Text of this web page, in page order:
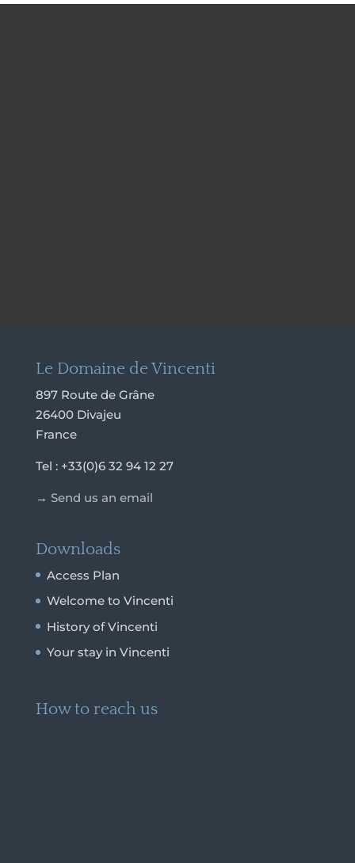
Le Domaine de Vincenti
897 Route de Grâne
26400 Divajeu
France
Tel : +33(0)6 32 94 12 27
→ Send us an email
Downloads
Access Plan
Welcome to Vincenti
History of Vincenti
Your stay in Vincenti
How to reach us